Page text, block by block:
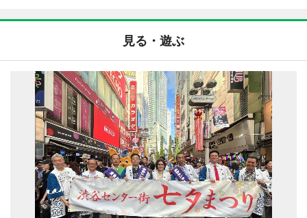
見る・遊ぶ